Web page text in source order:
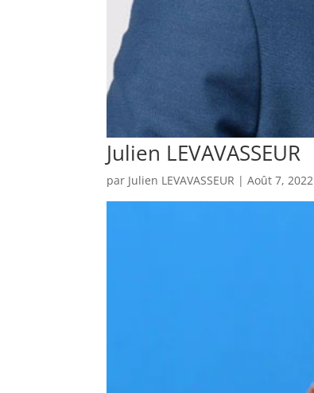
Julien LEVAVASSEUR
par Julien LEVAVASSEUR |Août 7, 2022